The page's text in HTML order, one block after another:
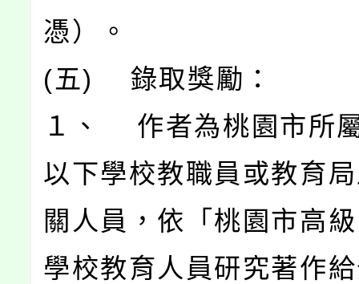
憑）。
(五) 錄取獎勵：
１、 作者為桃園市所
以下學校教職員或教育
關人員，依「桃園市高
學校教育人員研究著作